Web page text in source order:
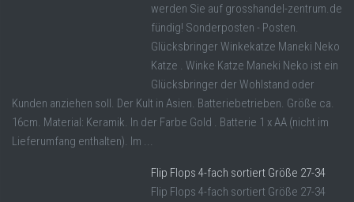
werden Sie auf grosshandel-zentrum.de
fündig! Sonderposten - Posten.
Glücksbringer Winkekatze Maneki Neko
Katze . Winke Katze Maneki Neko ist ein
Glücksbringer der Wohlstand oder
Kunden anziehen soll. Der Kult in Asien. Batteriebetrieben. Größe ca.
16cm. Material: Keramik. In der Farbe Gold . Batterie 1 x AA (nicht im
Lieferumfang enthalten). Im ...
Flip Flops 4-fach sortiert Größe 27-34
Flip Flops 4-fach sortiert Größe 27-34